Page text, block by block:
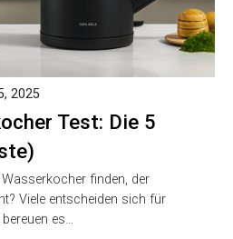
Test: Die 5
2025
finden, der
Viele entscheiden sich für
es…